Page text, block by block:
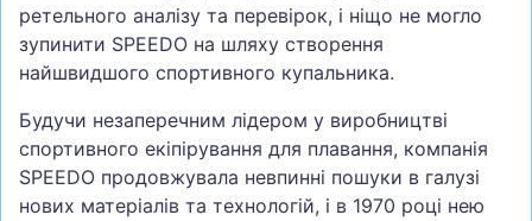
ретельного аналізу та перевірок, і ніщо не могло
зупинити SPEEDO на шляху створення
найшвидшого спортивного купальника.
Будучи незаперечним лідером у виробництві
спортивного екіпірування для плавання, компанія
SPEEDO продовжувала невпинні пошуки в галузі
нових матеріалів та технологій, і в 1970 році нею